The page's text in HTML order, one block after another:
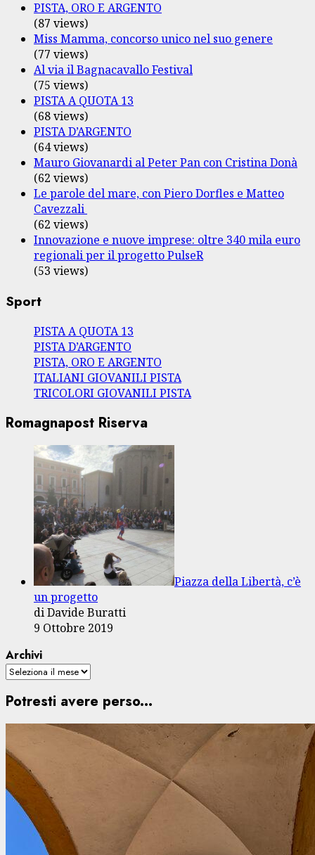
PISTA, ORO E ARGENTO
(87 views)
Miss Mamma, concorso unico nel suo genere
(77 views)
Al via il Bagnacavallo Festival
(75 views)
PISTA A QUOTA 13
(68 views)
PISTA D’ARGENTO
(64 views)
Mauro Giovanardi al Peter Pan con Cristina Donà
(62 views)
Le parole del mare, con Piero Dorfles e Matteo
Cavezzali
(62 views)
Innovazione e nuove imprese: oltre 340 mila euro
regionali per il progetto PulseR
(53 views)
Sport
PISTA A QUOTA 13
PISTA D’ARGENTO
PISTA, ORO E ARGENTO
ITALIANI GIOVANILI PISTA
TRICOLORI GIOVANILI PISTA
Romagnapost Riserva
Piazza della Libertà, c’è
un progetto
di Davide Buratti
9 Ottobre 2019
Archivi
Potresti avere perso...